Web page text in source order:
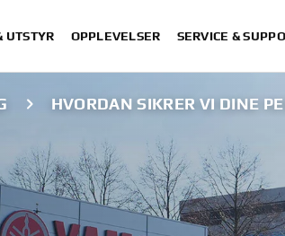
OPPLEVELSER SERVICE &
HVORDAN SIKRER VI DINE